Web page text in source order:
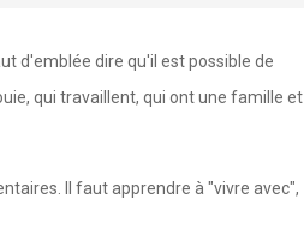
d'emblée dire qu'il est possible de
qui travaillent, qui ont une famille et
Il faut apprendre à "vivre avec",